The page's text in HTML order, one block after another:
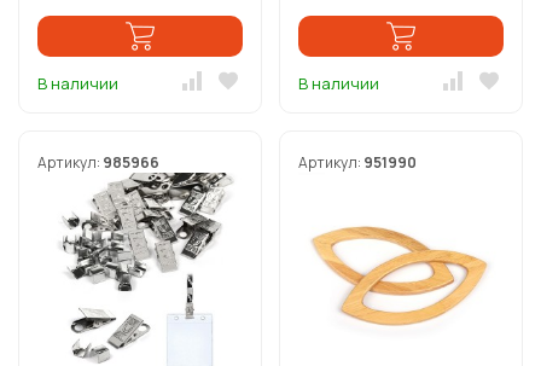
В наличии В наличии
Артикул: 985966 Артикул: 951990